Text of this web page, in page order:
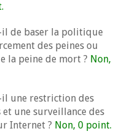
de baser la politique
des peines ou
la peine de mort ? Non,
une restriction des
une surveillance des
Internet ? Non, 0 point.